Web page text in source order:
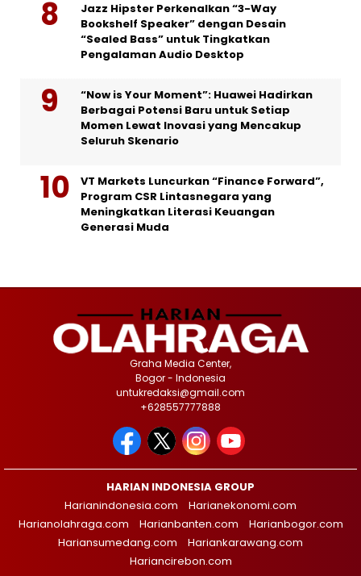
Jazz Hipster Perkenalkan “3-Way
Bookshelf Speaker” dengan Desain
“Sealed Bass” untuk Tingkatkan
Pengalaman Audio Desktop
“Now is Your Moment”: Huawei Hadirkan
Berbagai Potensi Baru untuk Setiap
Momen Lewat Inovasi yang Mencakup
Seluruh Skenario
VT Markets Luncurkan “Finance Forward”,
Program CSR Lintasnegara yang
Meningkatkan Literasi Keuangan
Generasi Muda
Graha Media Center,
Bogor - Indonesia
untukredaksi@gmail.com
+628557777888
HARIAN INDONESIA GROUP
Harianindonesia.com
Harianekonomi.com
Harianolahraga.com
Harianbanten.com
Harianbogor.com
Hariansumedang.com
Hariankarawang.com
Hariancirebon.com